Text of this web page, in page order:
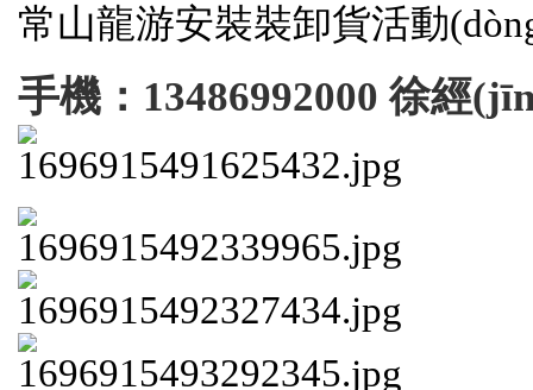
常山龍游安裝裝卸貨活動
手機：13486992000 徐經